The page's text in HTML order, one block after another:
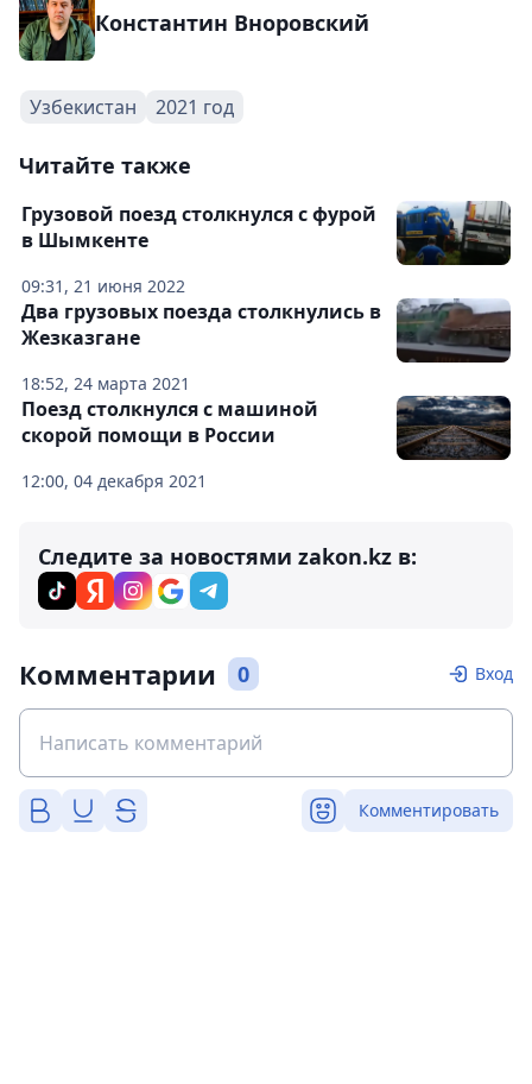
Константин Вноровский
Узбекистан 2021 год
Читайте также
09:31, 21 июня 2022
Грузовой поезд столкнулся с фурой
в Шымкенте
18:52, 24 марта 2021
Два грузовых поезда столкнулись в
Жезказгане
12:00, 04 декабря 2021
Поезд столкнулся с машиной
скорой помощи в России
Следите за новостями zakon.kz в:
Комментарии 0 Вход
Комментировать